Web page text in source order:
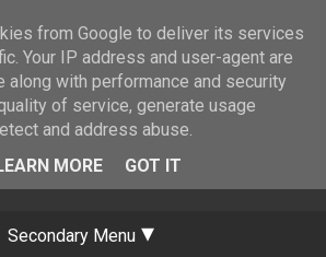
Secondary Menu
from Google to deliver its services
Your IP address and user-agent are
along with performance and security
of service, generate usage
and address abuse.
MORE
GOT IT